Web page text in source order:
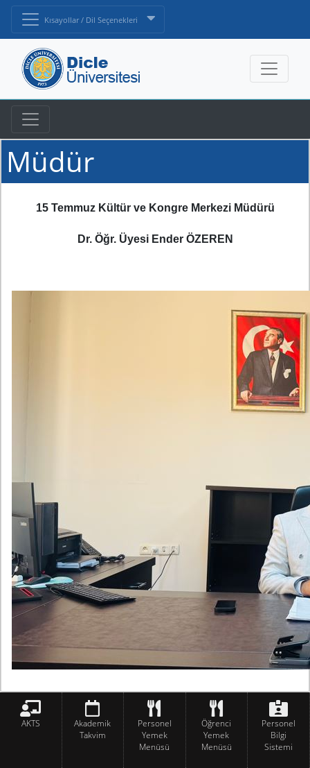
Kısayollar / Dil Seçenekleri
Müdür
15 Temmuz Kültür ve Kongre Merkezi Müdürü
Dr. Öğr. Üyesi Ender ÖZEREN
AKTS
Akademik
Takvim
Personel
Yemek
Menüsü
Öğrenci
Yemek
Menüsü
Personel
Bilgi
Sistemi